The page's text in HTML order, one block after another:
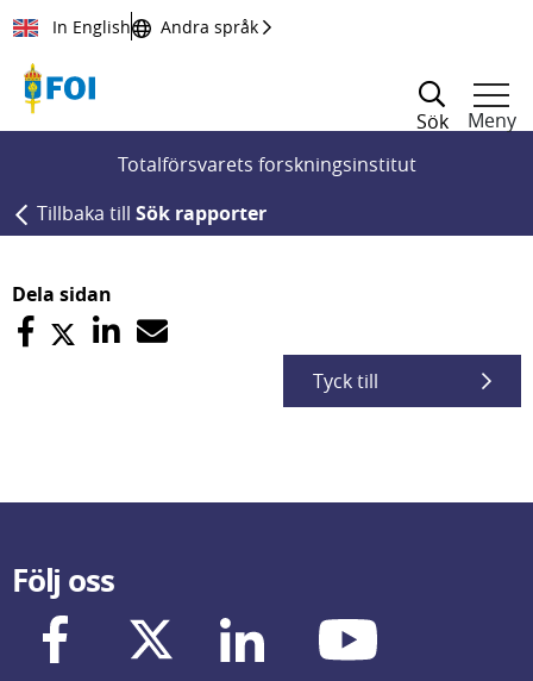
Till innehållet
In English Andra språk
Sök
Meny
Totalförsvarets forskningsinstitut
Tillbaka till Sök rapporter
Dela sidan
Tyck till
Följ oss